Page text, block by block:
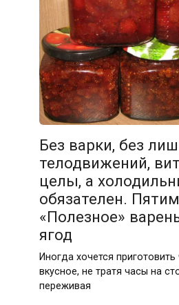
Без варки, без
телодвижений,
целы, а
обязателен.
«Полезное»
ягод
Иногда хочется
вкусное, не тратя часы на
переживая